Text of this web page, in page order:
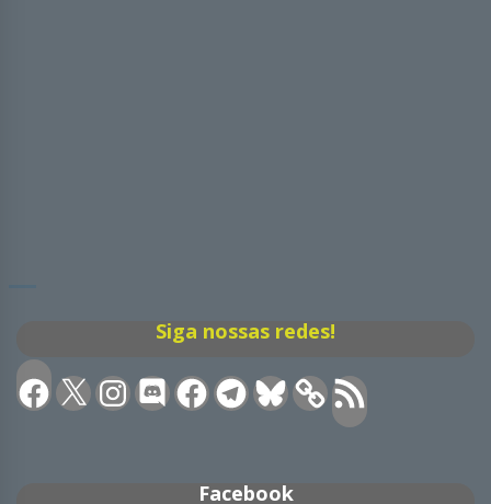
Siga nossas redes!
Facebook
X Instagram
DiscordFacebookTelegramBluesky Feed
RSS
Facebook